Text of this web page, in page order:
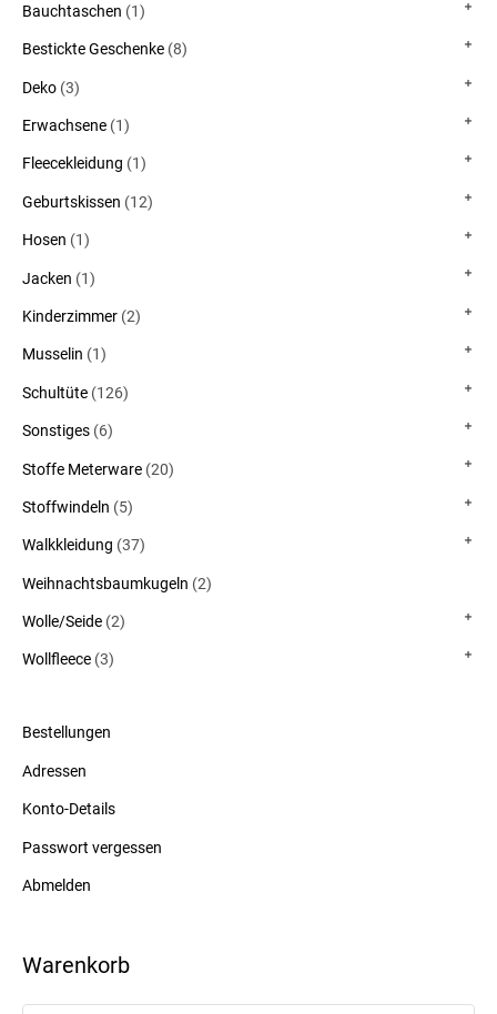
Bauchtaschen (1)
Bestickte Geschenke (8)
Deko (3)
Erwachsene (1)
Fleecekleidung (1)
Geburtskissen (12)
Hosen (1)
Jacken (1)
Kinderzimmer (2)
Musselin (1)
Schultüte (126)
Sonstiges (6)
Stoffe Meterware (20)
Stoffwindeln (5)
Walkkleidung (37)
Weihnachtsbaumkugeln (2)
Wolle/Seide (2)
Wollfleece (3)
Bestellungen
Adressen
Konto-Details
Passwort vergessen
Abmelden
Warenkorb